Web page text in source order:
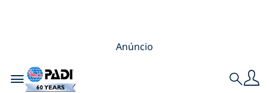
Anúncio
Toggle navigation Search